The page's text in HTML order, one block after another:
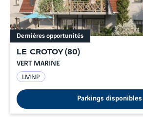
LE CROTOY (80)
VERT MARINE
Dernières opportunités
LMNP
Parkings disponibles